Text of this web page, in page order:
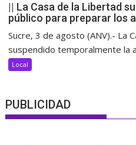
|| La Casa de la Libertad
público para preparar los
Sucre, 3 de agosto (ANV).- La
suspendido temporalmente la
Local
PUBLICIDAD